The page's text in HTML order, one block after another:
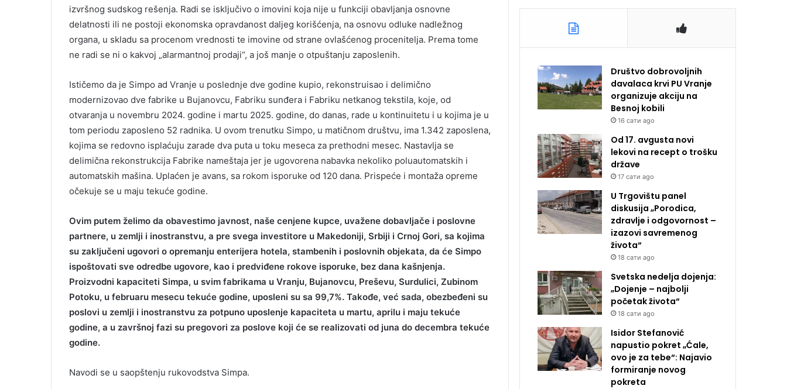
izvršnog sudskog rešenja. Radi se isključivo o imovini koja nije u funkciji obavljanja osnovne
delatnosti ili ne postoji ekonomska opravdanost daljeg korišćenja, na osnovu odluke nadležnog
organa, u skladu sa procenom vrednosti te imovine od strane ovlašćenog procenitelja. Prema tome
ne radi se ni o kakvoj „alarmantnoj prodaji“, a još manje o otpuštanju zaposlenih.
Ističemo da je Simpo ad Vranje u poslednje dve godine kupio, rekonstruisao i delimično
modernizovao dve fabrike u Bujanovcu, Fabriku sunđera i Fabriku netkanog tekstila, koje, od
otvaranja u novembru 2024. godine i martu 2025. godine, do danas, rade u kontinuitetu i u kojima je u
tom periodu zaposleno 52 radnika. U ovom trenutku Simpo, u matičnom društvu, ima 1.342 zaposlena,
kojima se redovno isplaćuju zarade dva puta u toku meseca za prethodni mesec. Nastavlja se
delimična rekonstrukcija Fabrike nameštaja jer je ugovorena nabavka nekoliko poluautomatskih i
automatskih mašina. Uplaćen je avans, sa rokom isporuke od 120 dana. Prispeće i montaža opreme
očekuje se u maju tekuće godine.
Ovim putem želimo da obavestimo javnost, naše cenjene kupce, uvažene dobavljače i poslovne
partnere, u zemlji i inostranstvu, a pre svega investitore u Makedoniji, Srbiji i Crnoj Gori, sa kojima
su zaključeni ugovori o opremanju enterijera hotela, stambenih i poslovnih objekata, da će Simpo
ispoštovati sve odredbe ugovore, kao i predviđene rokove isporuke, bez dana kašnjenja.
Proizvodni kapaciteti Simpa, u svim fabrikama u Vranju, Bujanovcu, Preševu, Surdulici, Zubinom
Potoku, u februaru mesecu tekuće godine, uposleni su sa 99,7%. Takođe, već sada, obezbeđeni su
poslovi u zemlji i inostranstvu za potpuno uposlenje kapaciteta u martu, aprilu i maju tekuće
godine, a u završnoj fazi su pregovori za poslove koji će se realizovati od juna do decembra tekuće
godine.
Navodi se u saopštenju rukovodstva Simpa.
Društvo dobrovoljnih
davalaca krvi PU Vranje
organizuje akciju na
Besnoj kobili
16 сати ago
Od 17. avgusta novi
lekovi na recept o trošku
države
17 сати ago
U Trgovištu panel
diskusija „Porodica,
zdravlje i odgovornost –
izazovi savremenog
života“
18 сати ago
Svetska nedelja dojenja:
„Dojenje – najbolji
početak života“
18 сати ago
Isidor Stefanović
napustio pokret „Ćale,
ovo je za tebe“: Najavio
formiranje novog
pokreta